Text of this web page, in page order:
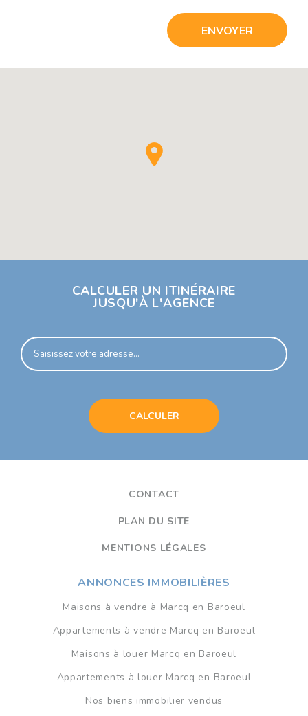
CALCULER UN ITINÉRAIRE
JUSQU'À L'AGENCE
CONTACT
PLAN DU SITE
MENTIONS LÉGALES
ANNONCES IMMOBILIÈRES
Maisons à vendre à Marcq en Baroeul
Appartements à vendre Marcq en Baroeul
Maisons à louer Marcq en Baroeul
Appartements à louer Marcq en Baroeul
Nos biens immobilier vendus